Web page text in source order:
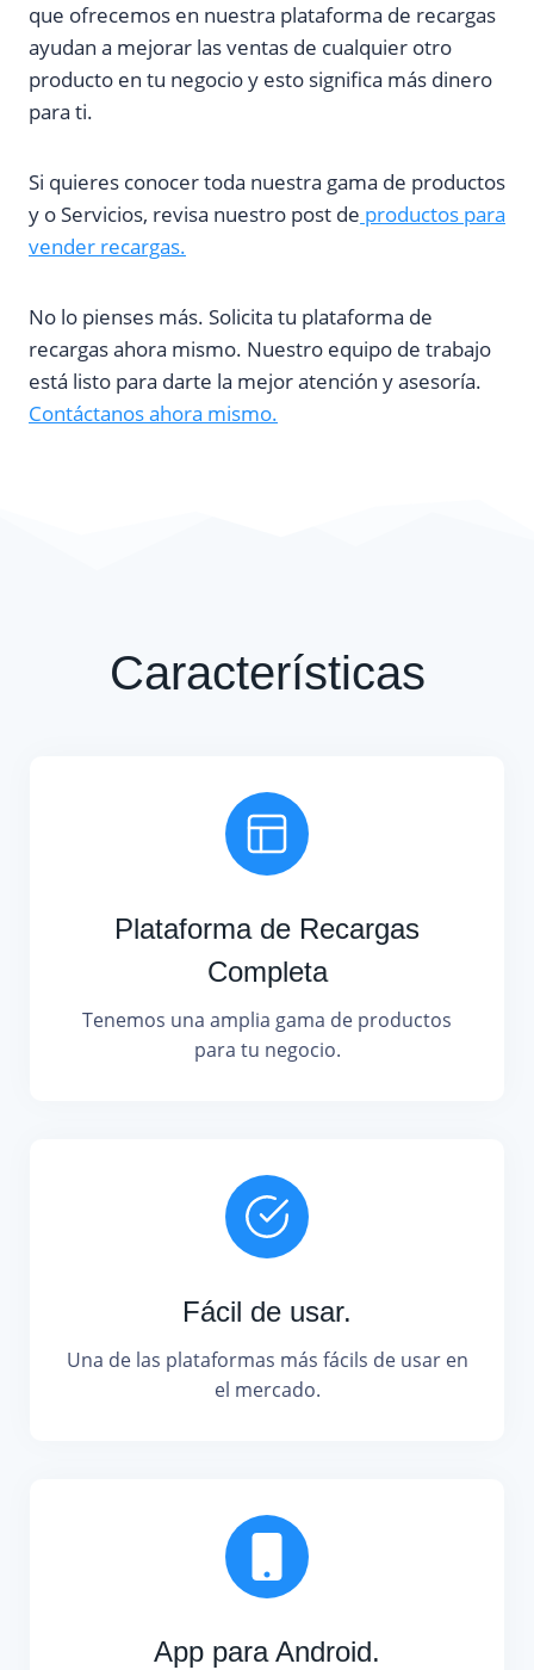
que ofrecemos en nuestra plataforma de recargas
ayudan a mejorar las ventas de cualquier otro
producto en tu negocio y esto significa más dinero
para ti.
Si quieres conocer toda nuestra gama de productos
y o Servicios, revisa nuestro post de productos para
vender recargas.
No lo pienses más. Solicita tu plataforma de
recargas ahora mismo. Nuestro equipo de trabajo
está listo para darte la mejor atención y asesoría.
Contáctanos ahora mismo.
Características
Plataforma de Recargas
Completa
Tenemos una amplia gama de productos
para tu negocio.
Fácil de usar.
Una de las plataformas más fácils de usar en
el mercado.
App para Android.